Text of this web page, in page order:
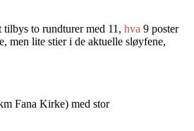
to rundturer med 11, hva 9 poster
men lite stier i de aktuelle sløyfene,
Fana Kirke) med stor